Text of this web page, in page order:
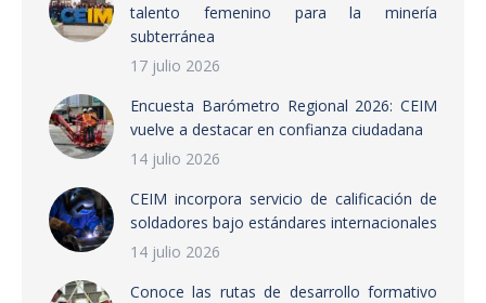
talento femenino para la minería
subterránea
17 julio 2026
Encuesta Barómetro Regional 2026: CEIM
vuelve a destacar en confianza ciudadana
14 julio 2026
CEIM incorpora servicio de calificación de
soldadores bajo estándares internacionales
14 julio 2026
Conoce las rutas de desarrollo formativo